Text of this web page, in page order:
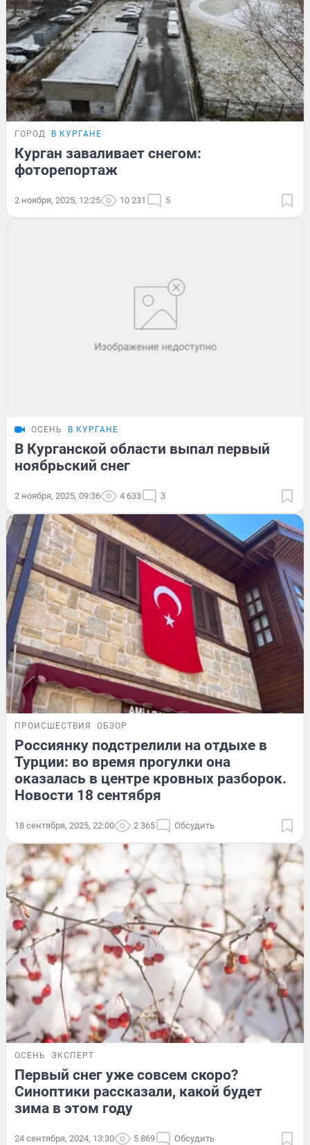
ГОРОД В КУРГАНЕ
Курган заваливает снегом:
фоторепортаж
2 ноября, 2025, 12:25 10 231 5
ОСЕНЬ В КУРГАНЕ
В Курганской области выпал первый
ноябрьский снег
2 ноября, 2025, 09:36 4 633 3
ПРОИСШЕСТВИЯ ОБЗОР
Россиянку подстрелили на отдыхе в
Турции: во время прогулки она
оказалась в центре кровных разборок.
Новости 18 сентября
18 сентября, 2025, 22:00 2 365 Обсудить
ОСЕНЬ ЭКСПЕРТ
Первый снег уже совсем скоро?
Синоптики рассказали, какой будет
зима в этом году
24 сентября, 2024, 13:30 5 869 Обсудить